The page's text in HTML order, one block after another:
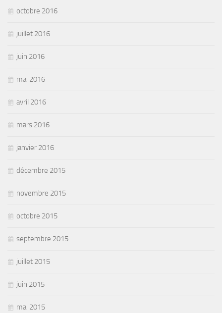
octobre 2016
juillet 2016
juin 2016
mai 2016
avril 2016
mars 2016
janvier 2016
décembre 2015
novembre 2015
octobre 2015
septembre 2015
juillet 2015
juin 2015
mai 2015